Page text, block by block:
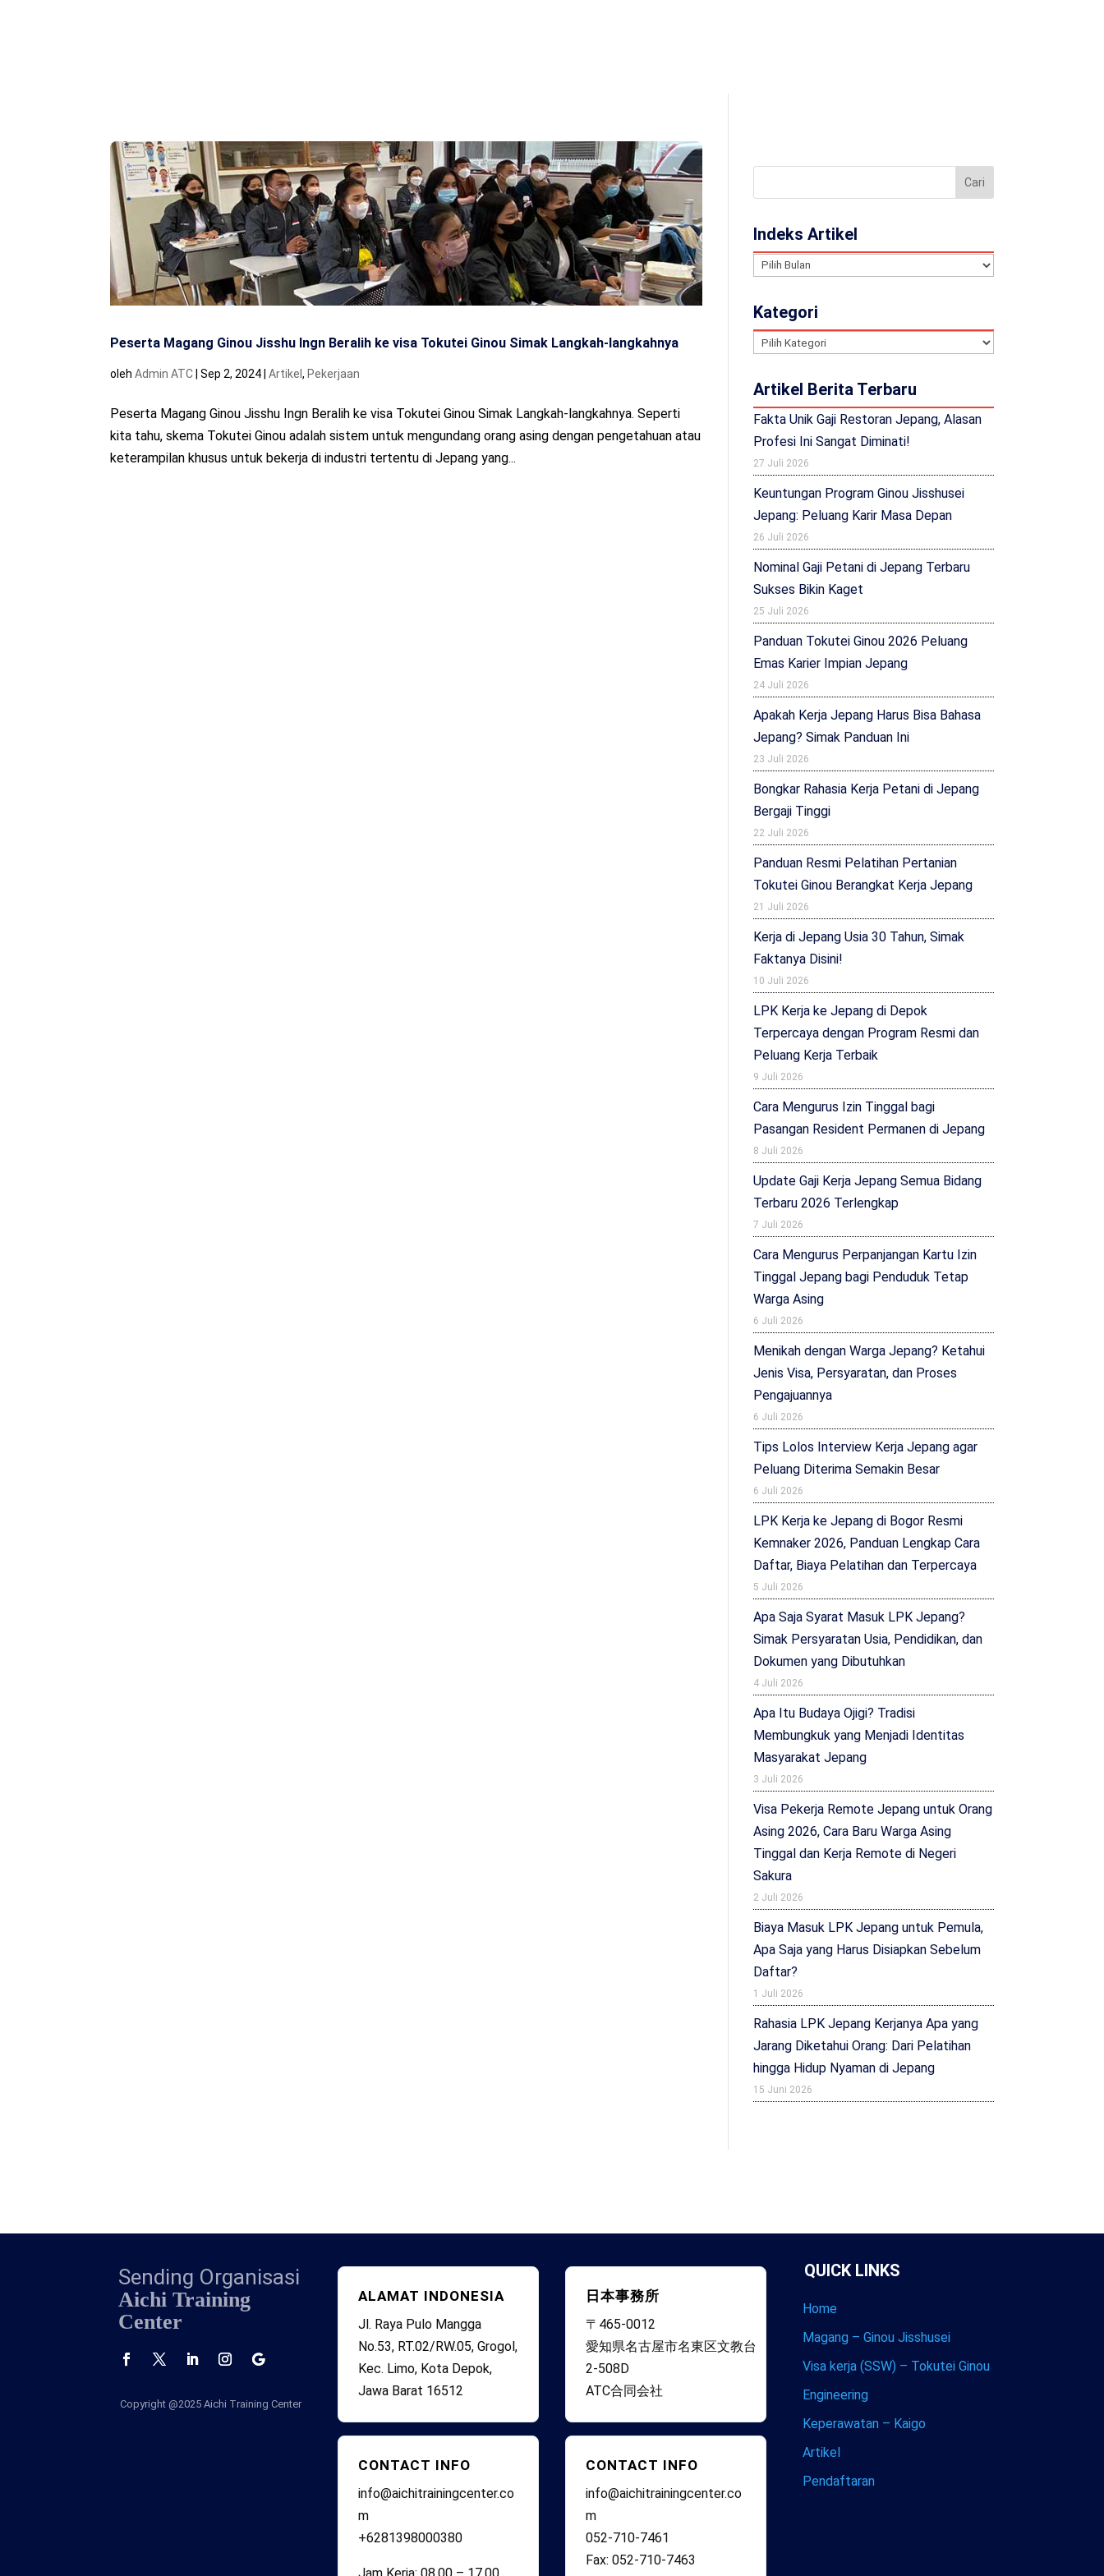
Peserta Magang Ginou Jisshu Ingn Beralih ke visa Tokutei Ginou Simak Langkah-langkahnya
olehAdmin ATC |Sep 2, 2024 |Artikel, Pekerjaan
Peserta Magang Ginou Jisshu Ingn Beralih ke visa Tokutei Ginou Simak Langkah-langkahnya. Seperti
kita tahu, skema Tokutei Ginou adalah sistem untuk mengundang orang asing dengan pengetahuan atau
keterampilan khusus untuk bekerja di industri tertentu di Jepang yang...
Indeks Artikel
Indeks
Kategori
Kategori
Artikel Berita Terbaru
Fakta Unik Gaji Restoran Jepang, Alasan
Profesi Ini Sangat Diminati!
27 Juli 2026
Keuntungan Program Ginou Jisshusei
Jepang: Peluang Karir Masa Depan
26 Juli 2026
Nominal Gaji Petani di Jepang Terbaru
Sukses Bikin Kaget
25 Juli 2026
Panduan Tokutei Ginou 2026 Peluang
Emas Karier Impian Jepang
24 Juli 2026
Apakah Kerja Jepang Harus Bisa Bahasa
Jepang? Simak Panduan Ini
23 Juli 2026
Bongkar Rahasia Kerja Petani di Jepang
Bergaji Tinggi
22 Juli 2026
Panduan Resmi Pelatihan Pertanian
Tokutei Ginou Berangkat Kerja Jepang
21 Juli 2026
Kerja di Jepang Usia 30 Tahun, Simak
Faktanya Disini!
10 Juli 2026
LPK Kerja ke Jepang di Depok
Terpercaya dengan Program Resmi dan
Peluang Kerja Terbaik
9 Juli 2026
Cara Mengurus Izin Tinggal bagi
Pasangan Resident Permanen di Jepang
8 Juli 2026
Update Gaji Kerja Jepang Semua Bidang
Terbaru 2026 Terlengkap
7 Juli 2026
Cara Mengurus Perpanjangan Kartu Izin
Tinggal Jepang bagi Penduduk Tetap
Warga Asing
6 Juli 2026
Menikah dengan Warga Jepang? Ketahui
Jenis Visa, Persyaratan, dan Proses
Pengajuannya
6 Juli 2026
Tips Lolos Interview Kerja Jepang agar
Peluang Diterima Semakin Besar
6 Juli 2026
LPK Kerja ke Jepang di Bogor Resmi
Kemnaker 2026, Panduan Lengkap Cara
Daftar, Biaya Pelatihan dan Terpercaya
5 Juli 2026
Apa Saja Syarat Masuk LPK Jepang?
Simak Persyaratan Usia, Pendidikan, dan
Dokumen yang Dibutuhkan
4 Juli 2026
Apa Itu Budaya Ojigi? Tradisi
Membungkuk yang Menjadi Identitas
Masyarakat Jepang
3 Juli 2026
Visa Pekerja Remote Jepang untuk Orang
Asing 2026, Cara Baru Warga Asing
Tinggal dan Kerja Remote di Negeri
Sakura
2 Juli 2026
Biaya Masuk LPK Jepang untuk Pemula,
Apa Saja yang Harus Disiapkan Sebelum
Daftar?
1 Juli 2026
Rahasia LPK Jepang Kerjanya Apa yang
Jarang Diketahui Orang: Dari Pelatihan
hingga Hidup Nyaman di Jepang
15 Juni 2026
Sending Organisasi
Aichi Training
Center
Copyright @2025Aichi Training Center
ALAMAT INDONESIA
Jl. Raya Pulo Mangga
No.53, RT.02/RW.05, Grogol,
Kec. Limo, Kota Depok,
Jawa Barat 16512
CONTACT INFO
info@aichitrainingcenter.co
m
+6281398000380
日本事務所
〒465-0012
愛知県名古屋市名東区文教台
2-508D
ATC合同会社
CONTACT INFO
info@aichitrainingcenter.co
m
052-710-7461
Fax: 052-710-7463
QUICK LINKS
Home
Magang – Ginou Jisshusei
Visa kerja (SSW) – Tokutei Ginou
Engineering
Keperawatan – Kaigo
Artikel
Pendaftaran